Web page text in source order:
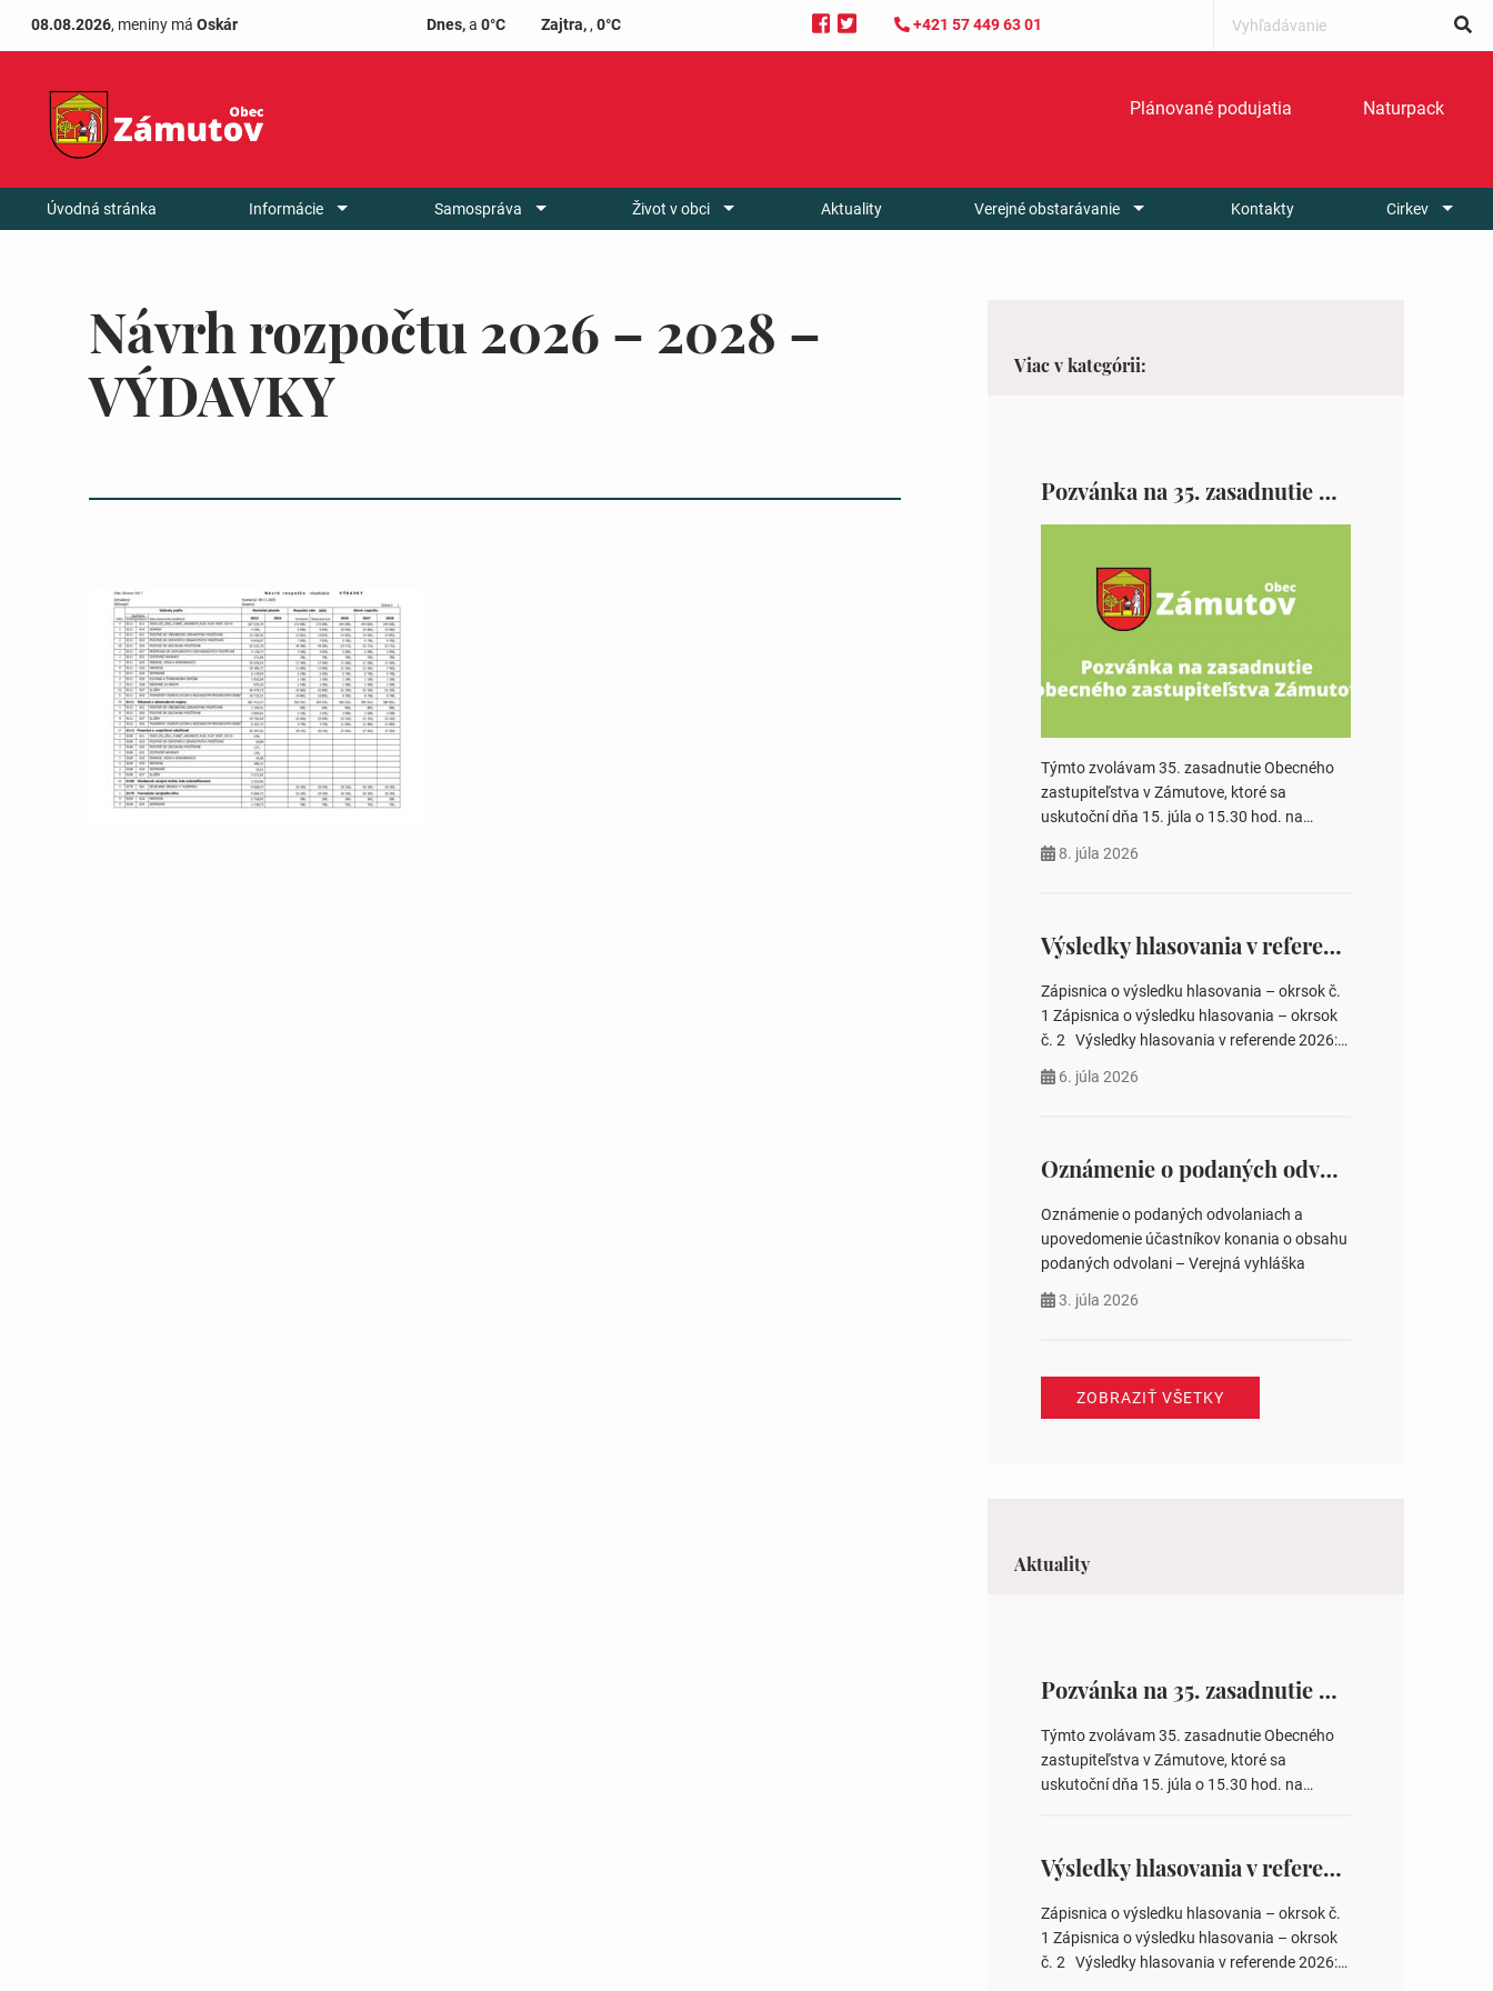
08.08.2026, meniny má Oskár Dnes, a 0°C Zajtra,, 0°C +421 57 449 63 01
Plánované podujatia Naturpack
Úvodná stránka Informácie Samospráva Život v obci Aktuality Verejné obstarávanie Kontakty Cirkev
Návrh rozpočtu 2026 – 2028 –
VÝDAVKY
Viac v kategórii:
Pozvánka na 35. zasadnutie OZ v Zámutove
Týmto zvolávam 35. zasadnutie Obecného
zastupiteľstva v Zámutove, ktoré sa
uskutoční dňa 15. júla o 15.30 hod. na
Schválenie programu rokovania 2.
voľby poslancov obecných zastupiteľstiev,
počtu poslancov obecných zastupiteľstiev v
nich 4. Schválenie odpredaja obecného
pozemku –…
8. júla 2026
Výsledky hlasovania v referende 2026
Zápisnica o výsledku hlasovania – okrsok č.
1 Zápisnica o výsledku hlasovania – okrsok
č. 2 Výsledky hlasovania v referende 2026:
na hlasovaní https://www.volbysr.sk/…
6. júla 2026
Oznámenie o podaných odvolaniach a upovedomenie účastníkov konania o obsahu podaných odvolani – Verejná vyhláška
Oznámenie o podaných odvolaniach a
upovedomenie účastníkov konania o obsahu
podaných odvolani – Verejná vyhláška
3. júla 2026
ZOBRAZIŤ VŠETKY
Aktuality
Pozvánka na 35. zasadnutie OZ v Zámutove
Týmto zvolávam 35. zasadnutie Obecného
zastupiteľstva v Zámutove, ktoré sa
uskutoční dňa 15. júla o 15.30 hod. na
Schválenie návrhovej komisie a overovateľov
zápisnice 3. Určenie volebných obvodov pre
voľby poslancov obecných zastupiteľstiev,
počtu poslancov obecných zastupiteľstiev v
nich 4. Schválenie odpredaja obecného
Výsledky hlasovania v referende 2026
Zápisnica o výsledku hlasovania – okrsok č.
1 Zápisnica o výsledku hlasovania – okrsok
č. 2 Výsledky hlasovania v referende 2026: